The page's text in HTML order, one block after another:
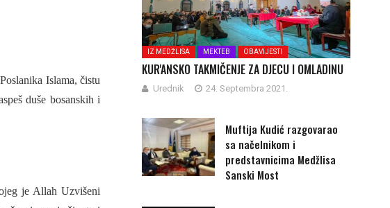
Islama, čistu
duše bosanskih i
je Allah Uzvišeni
IZ MEDŽLISA MEKTEB OBAVIJESTI
KUR'ANSKO TAKMIČENJE ZA DJECU I OMLADINU
Urednik 24. Septembra 2021.
Muftija Kudić razgovarao
sa načelnikom i
predstavnicima Medžlisa
Sanski Most